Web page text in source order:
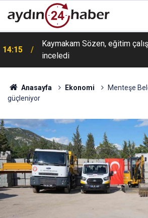
14:15
Kaymakam Sözen, eğitim
inceledi
Anasayfa Ekonomi
Menteşe
güçleniyor